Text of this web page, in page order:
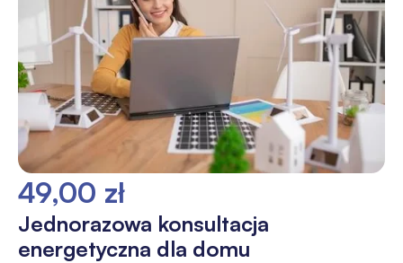
49,00 zł
Jednorazowa konsultacja
energetyczna dla domu